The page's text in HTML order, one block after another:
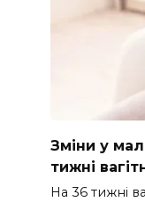
Зміни у
тижні
На 36 тижні